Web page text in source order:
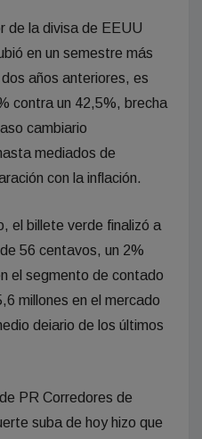
de la divisa de EEUU
en un semestre más
años anteriores, es
contra un 42,5%, brecha
cambiario
mediados de
con la inflación.
el billete verde finalizó a
56 centavos, un 2%
el segmento de contado
millones en el mercado
deiario de los últimos
PR Corredores de
suba de hoy hizo que